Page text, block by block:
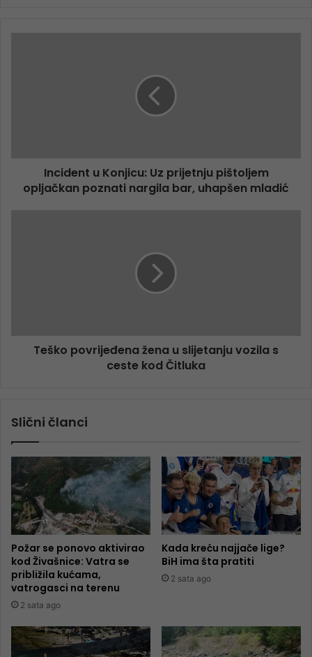
Incident u Konjicu: Uz prijetnju pištoljem
opljačkan poznati nargila bar, uhapšen mladić
Teško povrijeđena žena u slijetanju vozila s
ceste kod Čitluka
Slični članci
Požar se ponovo aktivirao
kod Živašnice: Vatra se
približila kućama,
vatrogasci na terenu
2 sata ago
Kada kreću najjače lige?
BiH ima šta pratiti
2 sata ago